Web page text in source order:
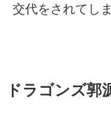
交代をされてし
ドラゴンズ郭